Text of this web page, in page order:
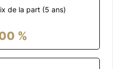
de la part (5 ans)
%